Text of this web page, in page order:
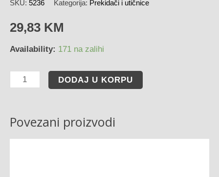
SKU: 5236 Kategorija: Prekidači i utičnice
29,83 KM
Availability: 171 na zalihi
DODAJ U KORPU
Povezani proizvodi